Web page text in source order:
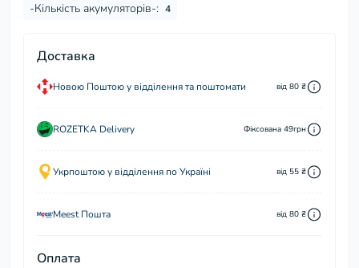
-Кількість акумуляторів-: 4
Доставка
Новою Поштою у відділення та поштомати від 80 ₴
ROZETKA Delivery Фіксована 49грн
Укрпоштою у відділення по Україні від 55 ₴
Meest Пошта від 80 ₴
Оплата